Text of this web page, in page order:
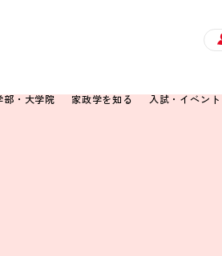
部・大学院 家政学を知る 入試・イベント